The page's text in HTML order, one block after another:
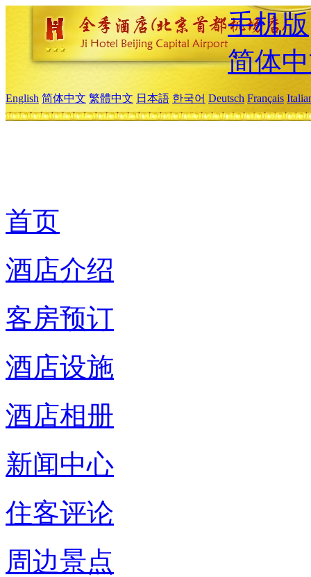
手机版
简体
English 简体中文 繁體中文 日本語 한국어 Deutsch Français
首页
酒店介绍
客房预订
酒店设施
酒店相册
新闻中心
住客评论
周边景点